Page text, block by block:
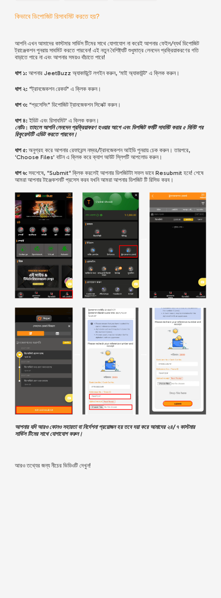
কিভাবে ডিপোজিট রিসাবমিট করতে হয়?
আপনি এখন আমাদের কাস্টমার সার্ভিস টিমের সাথে যোগাযোগ না করেই আপনার ফেইল/ব্যর্থ ডিপোজিট
ট্রাঞ্জেকশন পুনরায় সাবমিট করতে পারবেন! এই নতুন বৈশিষ্ট্যটি শুধুমাত্র লেনদেন প্রক্রিয়াকরণের গতি
বাড়াতে পারে না এবং আপনার সময়ও বাঁচাতে পারে!
ধাপ ১: আপনার JeetBuzz অ্যাকাউন্টে লগইন করুন, ‘মাই অ্যাকাউন্ট’ এ ক্লিক করুন।
ধাপ ২: “ট্রানজেকশন রেকর্ড” এ ক্লিক করুন।
ধাপ ৩: “প্রসেসিং” ডিপোজিটট্রানজেকশনসিলেক্ট করুন।
ধাপ ৪: ইডিট এবং রিসাবমিট’ এ ক্লিক করুন।
নোটঃ : তাহলে আপনি লেনদেন প্রক্রিয়াকরণ হওয়ার আগে এবং ডিপজিট ফর্মটি সাবমিট করার ৫ মিনিট পর
রিকুয়েস্টটি এডিট করতে পারবেন।
ধাপ ৫: অনুগ্রহ করে আপনার রেফারেন্স নম্বর/ট্রানজেকশন আইডি পুনরায় চেক করুন। তারপরে,
‘Choose Files’ বাটন এ ক্লিক করে ক্যাশ আউট স্লিপটি আপলোড করুন।
ধাপ ৬: সবশেষে, “Submit“ ক্লিক করলেই আপনার ডিপজিটটা সফল ভাবে Resubmit হবে! শেষে
আমরা আপনার টাঞ্জেকশনটি প্রসেস করব যখনি আমরা আপনার ডিপজিট টি রিসিভ করব।
আপনার যদি আরও কোনও সহায়তা বা নির্দেশনা প্রয়োজন হয় তবে দয়া করে আমাদের ২৪/৭ কাস্টমার
সার্ভিস টিমের সাথে যোগাযোগ করুন।
আরও তথ্যের জন্য নীচের ভিডিওটি দেখুন!